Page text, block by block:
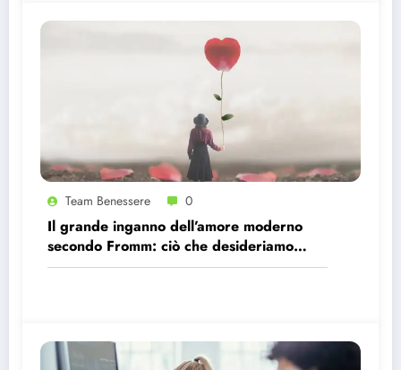
Team Benessere 0
Il grande inganno dell’amore moderno
secondo Fromm: ciò che desideriamo
davvero è essere scelti!